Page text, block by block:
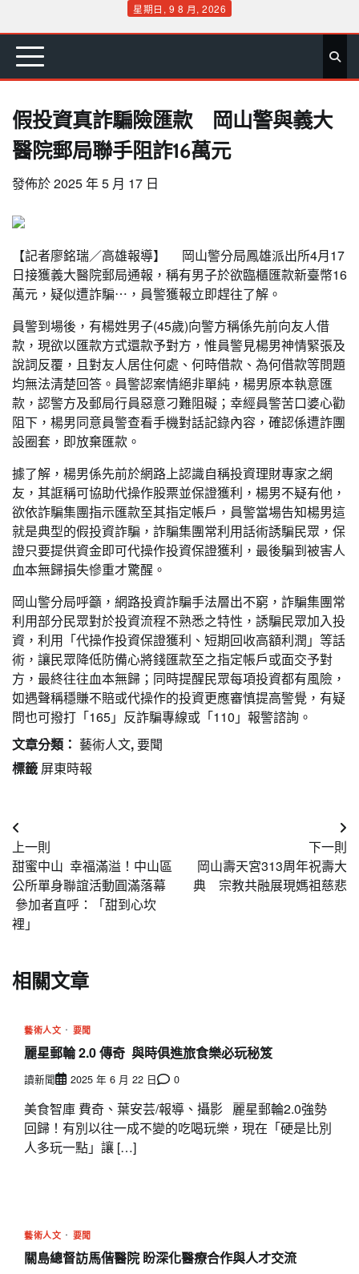
content
星期日, 9 8 月, 2026
首 要 娛 生 社 文 公 運 旅 政 地 專
假投資真詐騙險匯款 岡山警與義大
醫院郵局聯手阻詐16萬元
發佈於2025 年 5 月 17 日
【記者廖銘瑞／高雄報導】 岡山警分局鳳雄派出所4月17
日接獲義大醫院郵局通報，稱有男子於欲臨櫃匯款新臺幣16
萬元，疑似遭詐騙⋯，員警獲報立即趕往了解。
員警到場後，有楊姓男子(45歲)向警方稱係先前向友人借
款，現欲以匯款方式還款予對方，惟員警見楊男神情緊張及
說詞反覆，且對友人居住何處、何時借款、為何借款等問題
均無法清楚回答。員警認案情絕非單純，楊男原本執意匯
款，認警方及郵局行員惡意刁難阻礙；幸經員警苦口婆心勸
阻下，楊男同意員警查看手機對話記錄內容，確認係遭詐團
設圈套，即放棄匯款。
據了解，楊男係先前於網路上認識自稱投資理財專家之網
友，其誆稱可協助代操作股票並保證獲利，楊男不疑有他，
欲依詐騙集團指示匯款至其指定帳戶，員警當場告知楊男這
就是典型的假投資詐騙，詐騙集團常利用話術誘騙民眾，保
證只要提供資金即可代操作投資保證獲利，最後騙到被害人
血本無歸損失慘重才驚醒。
岡山警分局呼籲，網路投資詐騙手法層出不窮，詐騙集團常
利用部分民眾對於投資流程不熟悉之特性，誘騙民眾加入投
資，利用「代操作投資保證獲利、短期回收高額利潤」等話
術，讓民眾降低防備心將錢匯款至之指定帳戶或面交予對
方，最終往往血本無歸；同時提醒民眾每項投資都有風險，
如遇聲稱穩賺不賠或代操作的投資更應審慎提高警覺，有疑
問也可撥打「165」反詐騙專線或「110」報警諮詢。
文章分類： 藝術人文,要聞
標籤 屏東時報
文
章
導
覽
上一則
甜蜜中山 幸福滿溢！中山區
公所單身聯誼活動圓滿落幕
參加者直呼：「甜到心坎
裡」
下一則
岡山壽天宮313周年祝壽大
典 宗教共融展現媽祖慈悲
相關文章
藝術人文 要聞
麗星郵輪 2.0 傳奇 與時俱進旅食樂必玩秘笈
讀新聞 2025 年 6 月 22 日 0
美食智庫 費奇、葉安芸/報導、攝影 麗星郵輪2.0強勢
回歸！有別以往一成不變的吃喝玩樂，現在「硬是比別
人多玩一點」讓 […]
藝術人文 要聞
關島總督訪馬偕醫院 盼深化醫療合作與人才交流